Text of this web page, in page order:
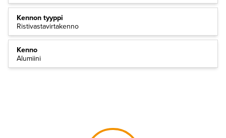
Kennon tyyppi
Ristivastavirtakenno
Kenno
Alumiini